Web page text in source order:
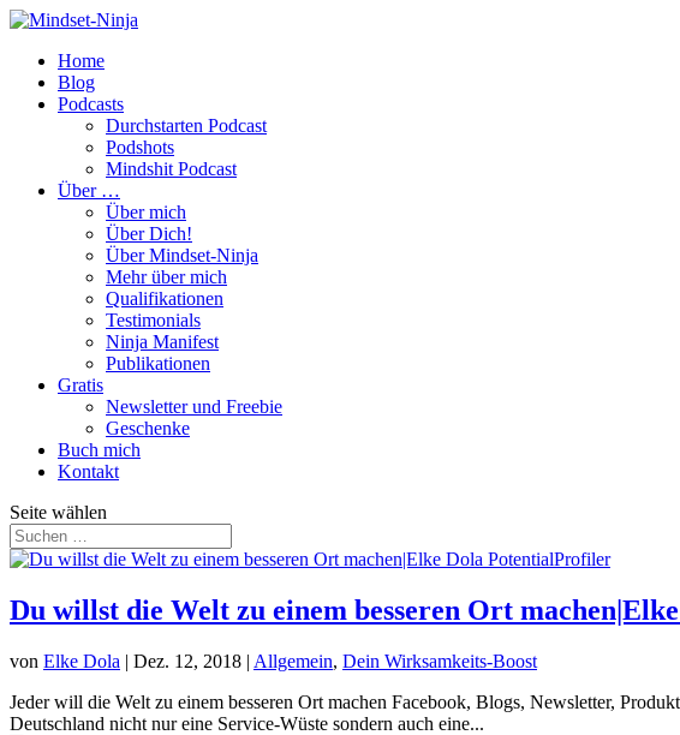
Home
Blog
Podcasts
Durchstarten Podcast
Podshots
Mindshit Podcast
Über …
Über mich
Über Dich!
Über Mindset-Ninja
Mehr über mich
Qualifikationen
Testimonials
Ninja Manifest
Publikationen
Gratis
Newsletter und Freebie
Geschenke
Buch mich
Kontakt
Seite wählen
Du willst die Welt zu einem besseren Ort
von Elke Dola | Dez. 12, 2018 | Allgemein, Dein Wirksamkeits-Boost
Jeder will die Welt zu einem besseren Ort machen Facebook, Blogs, Newsletter,
Deutschland nicht nur eine Service-Wüste sondern auch eine...